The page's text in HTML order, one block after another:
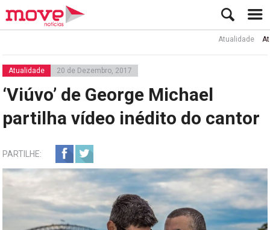
Atualidade Ator
Atualidade 20 de Dezembro, 2017
‘Viúvo’ de George Michael
partilha vídeo inédito do cantor
PARTILHE: